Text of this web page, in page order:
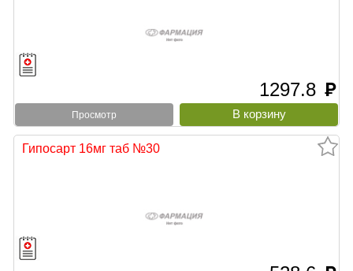
1297.8 руб
Просмотр
Гипосарт 16мг таб №30